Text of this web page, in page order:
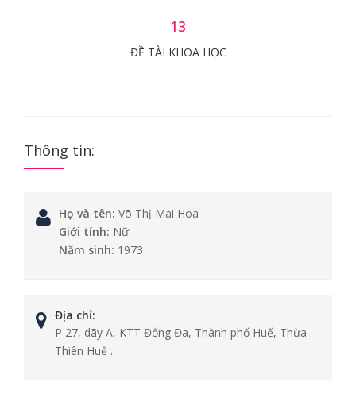
13
ĐỀ TÀI KHOA HỌC
Thông tin:
Họ và tên: Võ Thị Mai Hoa
Giới tính: Nữ
Năm sinh: 1973
Địa chỉ:
P 27, dãy A, KTT Đống Đa, Thành phố Huế, Thừa
Thiên Huế .